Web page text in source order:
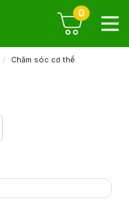
0
Chăm sóc cơ thể